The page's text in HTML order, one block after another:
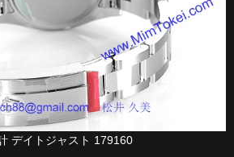
デイトジャスト 179160